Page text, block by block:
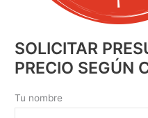
SOLICITAR
PRECIO SEGÚN
Tu nombre